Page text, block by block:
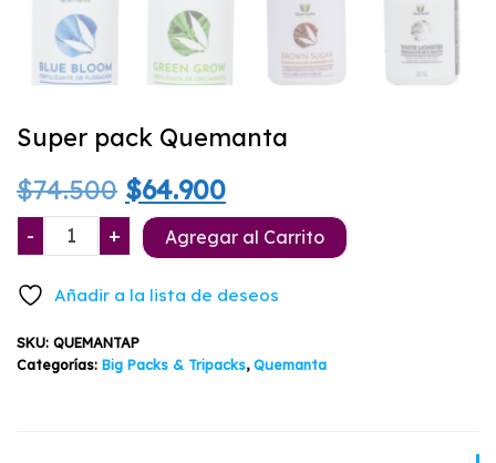
Super pack Quemanta
$74.500 El
precio
$74.500.
$64.900El
precio
$64.900.
-
Super
pack
cantidad
+ Agregar al Carrito
Añadir a la lista de deseos
SKU: QUEMANTAP
Categorías: Big Packs & Tripacks,Quemanta